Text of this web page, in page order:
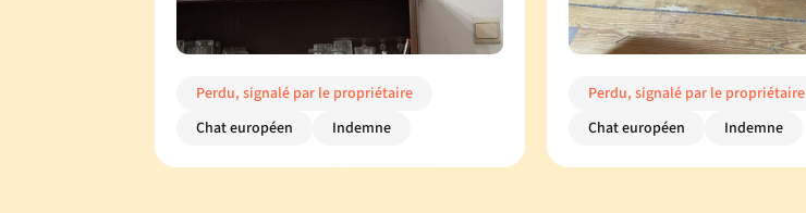
Perdu, signalé par le propriétaire
Chat européen
Indemne
Perdu, signalé par le propriétaire
Chat européen
Indemne